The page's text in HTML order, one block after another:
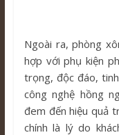
Ngoài ra, phòng
hợp với phụ kiện
trọng, độc đáo,
công nghệ hồng
đem đến hiệu quả
chính là lý do